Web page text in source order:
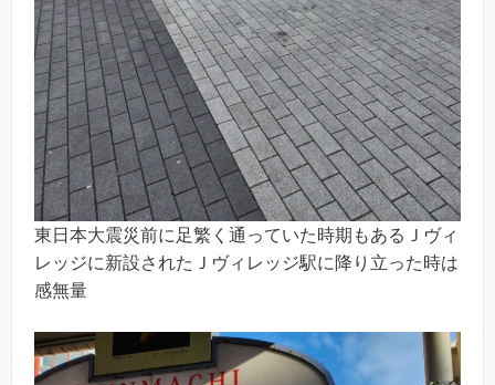
東日本大震災前に足繁く通っていた時期もあるＪヴィ
レッジに新設されたＪヴィレッジ駅に降り立った時は
感無量